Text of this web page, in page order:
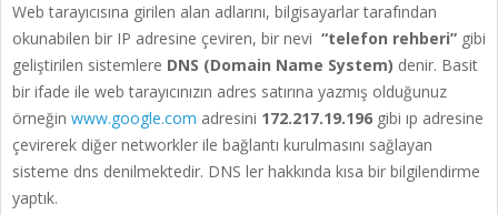
Web tarayıcısına girilen alan adlarını, bilgisayarlar tarafından
okunabilen bir IP adresine çeviren, bir nevi “telefon rehberi” gibi
geliştirilen sistemlere DNS (Domain Name System) denir. Basit
bir ifade ile web tarayıcınızın adres satırına yazmış olduğunuz
örneğin www.google.com adresini 172.217.19.196 gibi ıp adresine
çevirerek diğer networkler ile bağlantı kurulmasını sağlayan
sisteme dns denilmektedir. DNS ler hakkında kısa bir bilgilendirme
yaptık.